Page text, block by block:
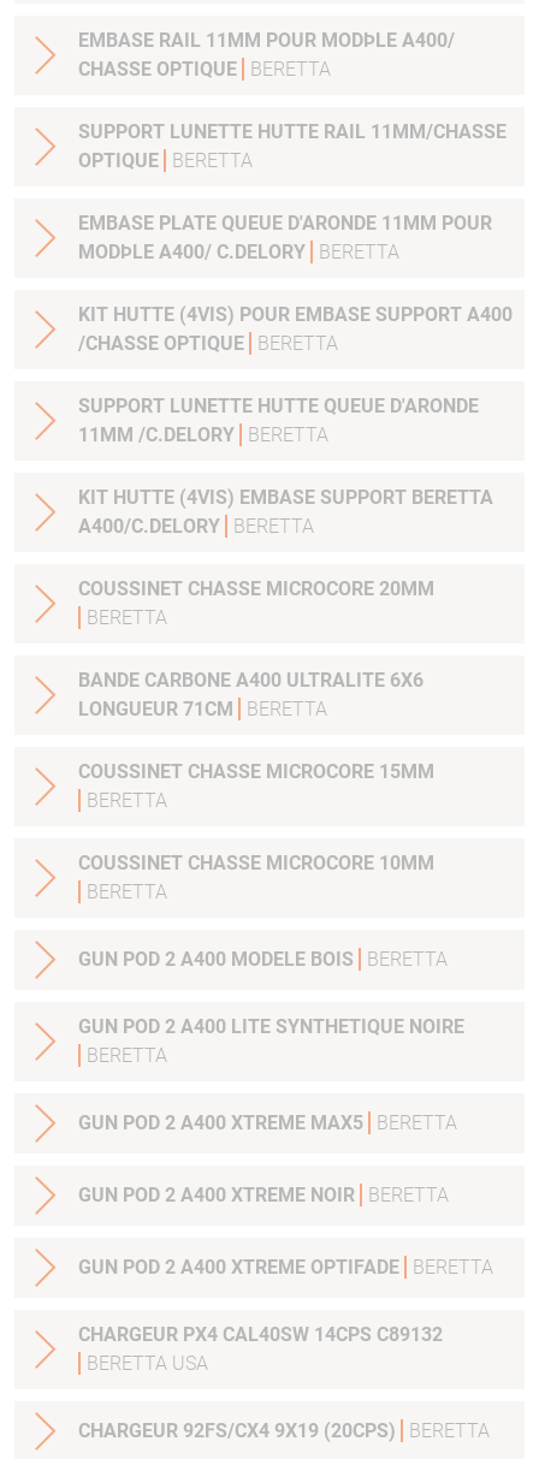
EMBASE RAIL 11MM POUR MODÞLE A400/
CHASSE OPTIQUE
BERETTA
SUPPORT LUNETTE HUTTE RAIL 11MM/CHASSE
OPTIQUE
BERETTA
EMBASE PLATE QUEUE D'ARONDE 11MM POUR
MODÞLE A400/ C.DELORY
BERETTA
KIT HUTTE (4VIS) POUR EMBASE SUPPORT A400
/CHASSE OPTIQUE
BERETTA
SUPPORT LUNETTE HUTTE QUEUE D'ARONDE
11MM /C.DELORY
BERETTA
KIT HUTTE (4VIS) EMBASE SUPPORT BERETTA
A400/C.DELORY
BERETTA
COUSSINET CHASSE MICROCORE 20MM
BERETTA
BANDE CARBONE A400 ULTRALITE 6X6
LONGUEUR 71CM
BERETTA
COUSSINET CHASSE MICROCORE 15MM
BERETTA
COUSSINET CHASSE MICROCORE 10MM
BERETTA
GUN POD 2 A400 MODELE BOIS BERETTA
GUN POD 2 A400 LITE SYNTHETIQUE NOIRE
BERETTA
GUN POD 2 A400 XTREME MAX5 BERETTA
GUN POD 2 A400 XTREME NOIR BERETTA
GUN POD 2 A400 XTREME OPTIFADE BERETTA
CHARGEUR PX4 CAL40SW 14CPS C89132
BERETTA USA
CHARGEUR 92FS/CX4 9X19 (20CPS) BERETTA